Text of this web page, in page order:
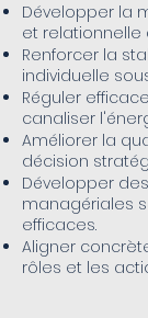
Développer la
et relationnelle
Renforcer la
individuelle
Réguler
canaliser
Améliorer la
décision
Développer
managériales
efficaces.
Aligner
rôles et les